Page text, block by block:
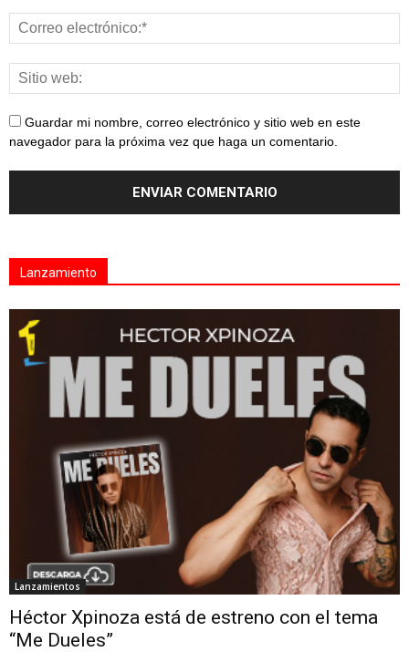
Guardar mi nombre, correo electrónico y sitio web en este
navegador para la próxima vez que haga un comentario.
Lanzamiento
Lanzamientos
Héctor Xpinoza está de estreno con el tema
“Me Dueles”